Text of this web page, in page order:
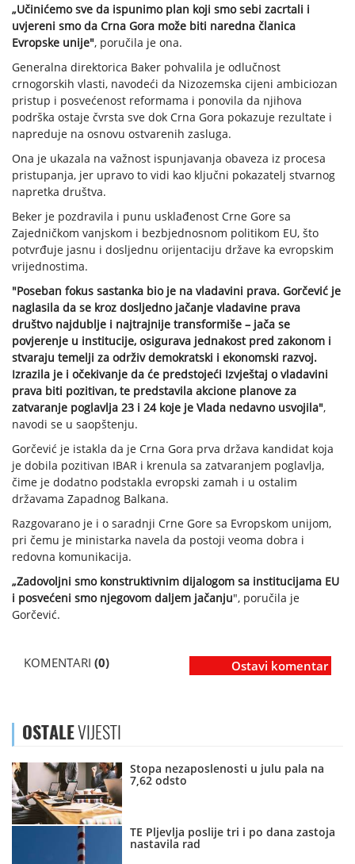
„Učinićemo sve da ispunimo plan koji smo sebi zacrtali i
uvjereni smo da Crna Gora može biti naredna članica
Evropske unije", poručila je ona.
Generalna direktorica Baker pohvalila je odlučnost
crnogorskih vlasti, navodeći da Nizozemska cijeni ambiciozan
pristup i posvećenost reformama i ponovila da njihova
podrška ostaje čvrsta sve dok Crna Gora pokazuje rezultate i
napreduje na osnovu ostvarenih zasluga.
Ona je ukazala na važnost ispunjavanja obaveza iz procesa
pristupanja, jer upravo to vidi kao ključni pokazatelj stvarnog
napretka društva.
Beker je pozdravila i punu usklađenost Crne Gore sa
Zajedničkom vanjskom i bezbjednosnom politikom EU, što
potvrđuje jasnu i dosljednu orijentaciju države ka evropskim
vrijednostima.
"Poseban fokus sastanka bio je na vladavini prava. Gorčević je
naglasila da se kroz dosljedno jačanje vladavine prava
društvo najdublje i najtrajnije transformiše – jača se
povjerenje u institucije, osigurava jednakost pred zakonom i
stvaraju temelji za održiv demokratski i ekonomski razvoj.
Izrazila je i očekivanje da će predstojeći Izvještaj o vladavini
prava biti pozitivan, te predstavila akcione planove za
zatvaranje poglavlja 23 i 24 koje je Vlada nedavno usvojila",
navodi se u saopštenju.
Gorčević je istakla da je Crna Gora prva država kandidat koja
je dobila pozitivan IBAR i krenula sa zatvaranjem poglavlja,
čime je dodatno podstakla evropski zamah i u ostalim
državama Zapadnog Balkana.
Razgovarano je i o saradnji Crne Gore sa Evropskom unijom,
pri čemu je ministarka navela da postoji veoma dobra i
redovna komunikacija.
„Zadovoljni smo konstruktivnim dijalogom sa institucijama EU
i posvećeni smo njegovom daljem jačanju", poručila je
Gorčević.
KOMENTARI (0) Ostavi komentar
OSTALEVIJESTI
Stopa nezaposlenosti u julu pala na
7,62 odsto
TE Pljevlja poslije tri i po dana zastoja
nastavila rad